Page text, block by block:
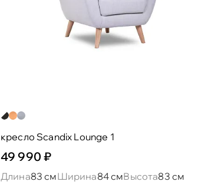
кресло Scandix Lounge 1
49 990 ₽
Длина83 смШирина84 смВысота83 см